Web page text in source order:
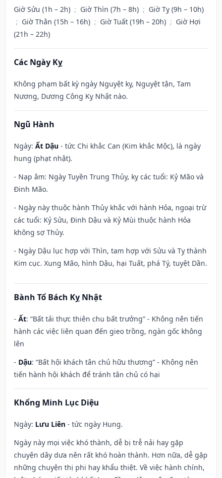
Giờ Sửu (1h – 2h) ; Giờ Thìn (7h – 8h) ; Giờ Tỵ (9h – 10h)
; Giờ Thân (15h – 16h) ; Giờ Tuất (19h – 20h) ; Giờ Hợi
(21h – 22h)
Các Ngày Kỵ
Không phạm bất kỳ ngày Nguyệt kỵ, Nguyệt tận, Tam
Nương, Dương Công Kỵ Nhật nào.
Ngũ Hành
Ngày: Ất Dậu - tức Chi khắc Can (Kim khắc Mộc), là ngày
hung (phạt nhật).
- Nạp âm: Ngày Tuyền Trung Thủy, kỵ các tuổi: Kỷ Mão và
Đinh Mão.
- Ngày này thuộc hành Thủy khắc với hành Hỏa, ngoại trừ
các tuổi: Kỷ Sửu, Đinh Dậu và Kỷ Mùi thuộc hành Hỏa
không sợ Thủy.
- Ngày Dậu lục hợp với Thìn, tam hợp với Sửu và Tỵ thành
Kim cục. Xung Mão, hình Dậu, hại Tuất, phá Tý, tuyệt Dần.
Bành Tổ Bách Kỵ Nhật
- Ất: “Bất tải thực thiên chu bất trưởng” - Không nên tiến
hành các việc liên quan đến gieo trồng, ngàn gốc không
lên
- Dậu: “Bất hội khách tân chủ hữu thương” - Không nên
tiến hành hội khách để tránh tân chủ có hại
Khổng Minh Lục Diệu
Ngày: Lưu Liên - tức ngày Hung.
Ngày này mọi việc khó thành, dễ bị trễ nải hay gặp
chuyện dây dưa nên rất khó hoàn thành. Hơn nữa, dễ gặp
những chuyện thị phi hay khẩu thiệt. Về việc hành chính,